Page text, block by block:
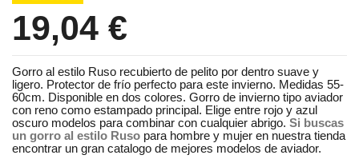
19,04 €
Gorro al estilo Ruso recubierto de pelito por dentro suave y
ligero. Protector de frío perfecto para este invierno. Medidas 55-
60cm. Disponible en dos colores. Gorro de invierno tipo aviador
con reno como estampado principal. Elige entre rojo y azul
oscuro modelos para combinar con cualquier abrigo. Si buscas
un gorro al estilo Ruso para hombre y mujer en nuestra tienda
encontrar un gran catalogo de mejores modelos de aviador.